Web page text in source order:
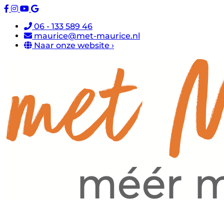
06 - 133 589 46
maurice@met-maurice.nl
Naar onze website ›